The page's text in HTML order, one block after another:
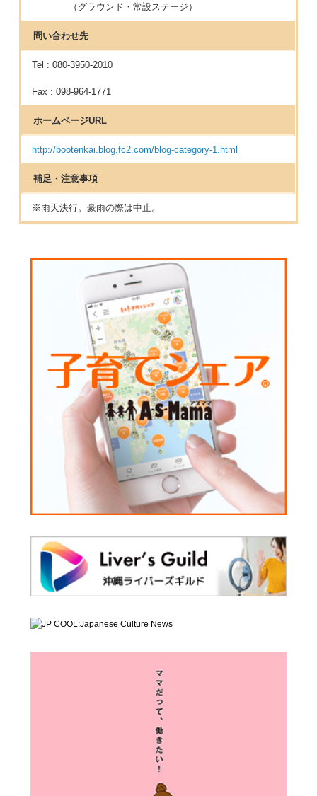
（グラウンド・常設ステージ）
問い合わせ先
Tel : 080-3950-2010
Fax : 098-964-1771
ホームページURL
http://bootenkai.blog.fc2.com/blog-category-1.html
補足・注意事項
※雨天決行。豪雨の際は中止。